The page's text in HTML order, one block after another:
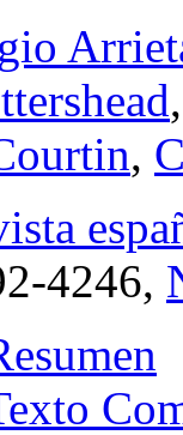
,
,
4246,